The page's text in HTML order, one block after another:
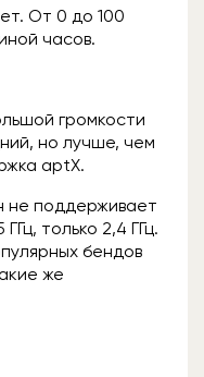
От 0 до 100
часов.
громкости
но лучше, чем
aptX.
не поддерживает
только 2,4 ГГц.
бендов
же